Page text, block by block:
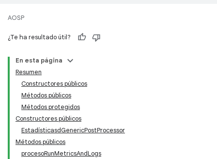
AOSP
¿Te ha resultado útil?
En esta página
Resumen
Constructores públicos
Métodos públicos
Métodos protegidos
Constructores públicos
EstadísticasdGenericPostProcessor
Métodos públicos
procesoRunMetricsAndLogs